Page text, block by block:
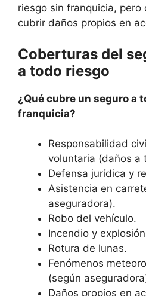
riesgo sin franquicia, pero
cubrir daños propios en
Coberturas del
a todo riesgo
¿Qué cubre un seguro a
franquicia?
Responsabilidad
voluntaria (daños a
Defensa jurídica y
Asistencia en
aseguradora).
Robo del vehículo.
Incendio y
Rotura de lunas.
Fenómenos
(según
Daños propios en